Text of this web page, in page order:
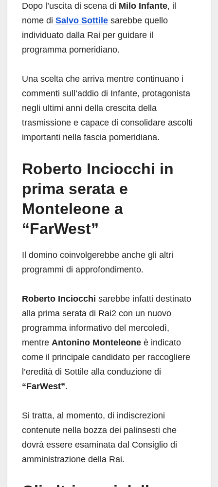
Dopo l’uscita di scena di Milo Infante, il
nome di Salvo Sottile sarebbe quello
individuato dalla Rai per guidare il
programma pomeridiano.
Una scelta che arriva mentre continuano i
commenti sull’addio di Infante, protagonista
negli ultimi anni della crescita della
trasmissione e capace di consolidare ascolti
importanti nella fascia pomeridiana.
Roberto Inciocchi in
prima serata e
Monteleone a
“FarWest”
Il domino coinvolgerebbe anche gli altri
programmi di approfondimento.
Roberto Inciocchi sarebbe infatti destinato
alla prima serata di Rai2 con un nuovo
programma informativo del mercoledì,
mentre Antonino Monteleone è indicato
come il principale candidato per raccogliere
l’eredità di Sottile alla conduzione di
“FarWest”.
Si tratta, al momento, di indiscrezioni
contenute nella bozza dei palinsesti che
dovrà essere esaminata dal Consiglio di
amministrazione della Rai.